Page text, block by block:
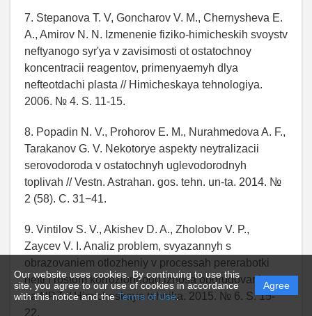
Our website uses cookies. By continuing to use this
site, you agree to our use of cookies in accordance
with this notice and theTerms of Use.
Agree
7. Stepanova T. V, Goncharov V. M., Chernysheva E.
A., Amirov N. N. Izmenenie fiziko-himicheskih svoystv
neftyanogo syr'ya v zavisimosti ot ostatochnoy
koncentracii reagentov, primenyaemyh dlya
nefteotdachi plasta // Himicheskaya tehnologiya.
2006. № 4. S. 11-15.
8. Popadin N. V., Prohorov E. M., Nurahmedova A. F.,
Tarakanov G. V. Nekotorye aspekty neytralizacii
serovodoroda v ostatochnyh uglevodorodnyh
toplivah // Vestn. Astrahan. gos. tehn. un-ta. 2014. №
2 (58). C. 31−41.
9. Vintilov S. V., Akishev D. A., Zholobov V. P.,
Zaycev V. I. Analiz problem, svyazannyh s
obrazovaniem otlozheniy v processah pererabotki
nefti i rostom korrozionnogo iznosa oborudovaniya
na NPZ // Himicheskaya tehnika. 2015. № 6. S. 15-
22.